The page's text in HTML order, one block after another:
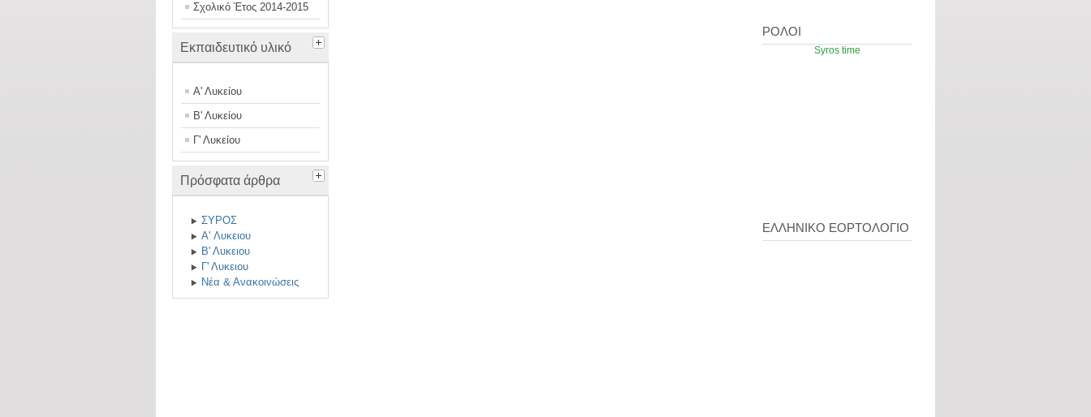
Σχολικό Έτος 2014-2015
Εκπαιδευτικό υλικό
Α' Λυκείου
Β' Λυκείου
Γ' Λυκείου
Πρόσφατα άρθρα
ΣΥΡΟΣ
A' Λυκειου
Β' Λυκειου
Γ' Λυκειου
Νέα & Ανακοινώσεις
ΡΟΛΟΙ
Syros time
ΕΛΛΗΝΙΚΟ ΕΟΡΤΟΛΟΓΙΟ